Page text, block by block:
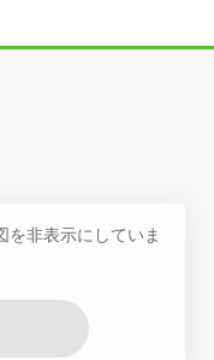
を非表示にしていま